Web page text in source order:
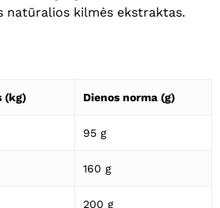
natūralios kilmės ekstraktas.
(kg) Dienos norma (g)
95 g
160 g
200 g